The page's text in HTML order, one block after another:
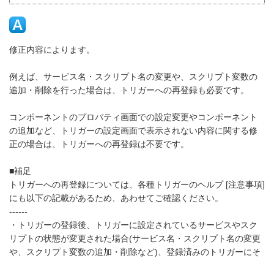
修正内容によります。
例えば、サービス名・スクリプト名の変更や、スクリプト変数の
追加・削除を行った場合は、トリガーへの再登録も必要です。
コンポーネントのプロパティ画面での設定変更やコンポーネント
の追加など、トリガーの設定画面で表示されない内容に関する修
正の場合は、トリガーへの再登録は不要です。
■補足
トリガーへの再登録については、各種トリガーのヘルプ [注意事項]
にも以下の記載があるため、あわせてご確認ください。
------
・トリガーの登録後、トリガーに設定されているサービスやスク
リプトの状態が変更された場合(サービス名・スクリプト名の変更
や、スクリプト変数の追加・削除など)、登録済みのトリガーにそ